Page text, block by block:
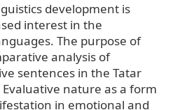
development is
interest in the
The purpose of
analysis of
sentences in the Tatar
nature as a form
in emotional and